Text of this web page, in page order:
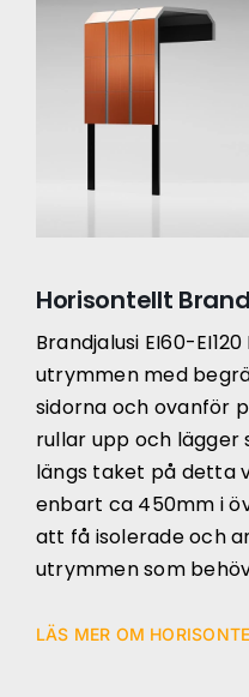
Horisontellt
Brandjalusi EI60-
utrymmen med
sidorna och ovanför
rullar upp och lägger
längs taket på detta
enbart ca 450mm i
att få isolerade och
utrymmen som
LÄS MER OM